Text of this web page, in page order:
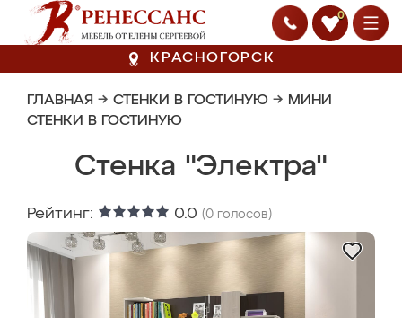
0
КРАСНОГОРСК
ГЛАВНАЯ → СТЕНКИ В ГОСТИНУЮ → МИНИ
СТЕНКИ В ГОСТИНУЮ
Стенка "Электра"
Рейтинг: 0.0 (0 голосов)